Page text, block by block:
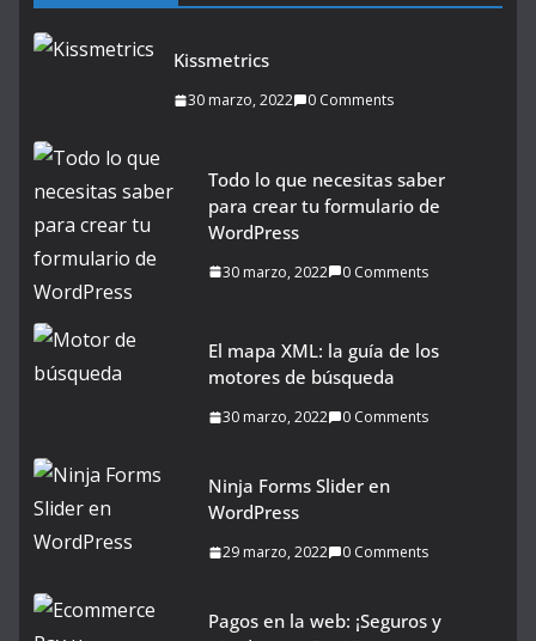
Kissmetrics
30 marzo, 2022 0 Comments
Todo lo que necesitas saber
para crear tu formulario de
WordPress
30 marzo, 2022 0 Comments
El mapa XML: la guía de los
motores de búsqueda
30 marzo, 2022 0 Comments
Ninja Forms Slider en
WordPress
29 marzo, 2022 0 Comments
Pagos en la web: ¡Seguros y